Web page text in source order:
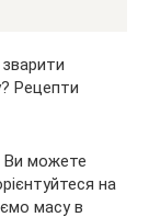
Ви можете
на
масу в